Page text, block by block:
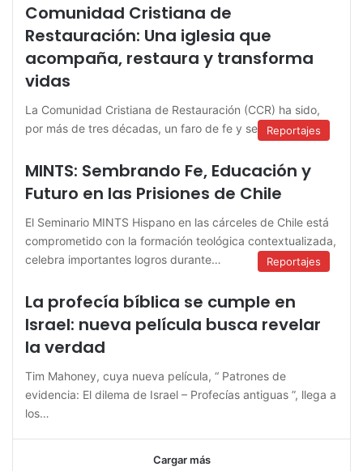
Comunidad Cristiana de
Restauración: Una iglesia que
acompaña, restaura y transforma
vidas
La Comunidad Cristiana de Restauración (CCR) ha sido,
por más de tres décadas, un faro de fe y servicio en…
Reportajes
MINTS: Sembrando Fe, Educación y
Futuro en las Prisiones de Chile
El Seminario MINTS Hispano en las cárceles de Chile está
comprometido con la formación teológica contextualizada,
celebra importantes logros durante…
Reportajes
La profecía bíblica se cumple en
Israel: nueva película busca revelar
la verdad
Tim Mahoney, cuya nueva película, “ Patrones de
evidencia: El dilema de Israel – Profecías antiguas ”, llega a
los…
Cargar más